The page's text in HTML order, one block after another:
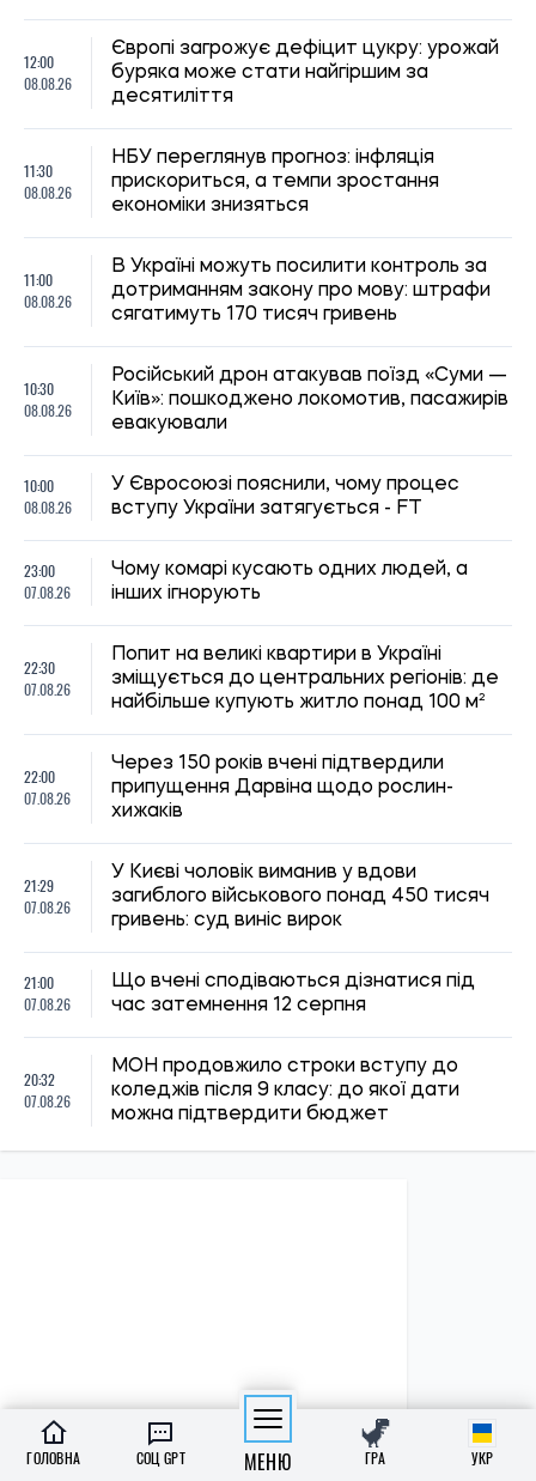
12:00
08.08.26
Європі загрожує дефіцит цукру: урожай
буряка може стати найгіршим за
десятиліття
11:30
08.08.26
НБУ переглянув прогноз: інфляція
прискориться, а темпи зростання
економіки знизяться
11:00
08.08.26
В Україні можуть посилити контроль за
дотриманням закону про мову: штрафи
сягатимуть 170 тисяч гривень
10:30
08.08.26
Російський дрон атакував поїзд «Суми —
Київ»: пошкоджено локомотив, пасажирів
евакуювали
10:00
08.08.26
У Євросоюзі пояснили, чому процес
вступу України затягується - FT
23:00
07.08.26
Чому комарі кусають одних людей, а
інших ігнорують
22:30
07.08.26
Попит на великі квартири в Україні
зміщується до центральних регіонів: де
найбільше купують житло понад 100 м²
22:00
07.08.26
Через 150 років вчені підтвердили
припущення Дарвіна щодо рослин-
хижаків
21:29
07.08.26
У Києві чоловік виманив у вдови
загиблого військового понад 450 тисяч
гривень: суд виніс вирок
21:00
07.08.26
Що вчені сподіваються дізнатися під
час затемнення 12 серпня
20:32
07.08.26
МОН продовжило строки вступу до
коледжів після 9 класу: до якої дати
можна підтвердити бюджет
ГОЛОВНА СОЦ GPT МЕНЮ ГРА УКР